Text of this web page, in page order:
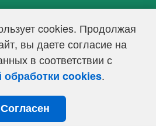
cookies. Продолжая
вы даете согласие на
в соответствии с
обработки cookies.
Согласен
— 2026 г.
СМИ Эл № ФС 77-39848, выдано
в сфере связи,
и массовых коммуникаций